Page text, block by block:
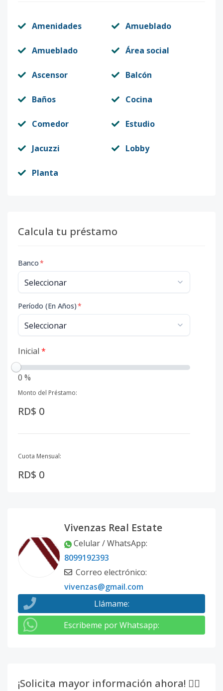
Amenidades Amueblado
Amueblado Área social
Ascensor Balcón
Baños Cocina
Comedor Estudio
Jacuzzi Lobby
Planta
Calcula tu préstamo
Banco*
Período (En Años)*
Inicial *
0 %
Monto del Préstamo:
RD$ 0
Cuota Mensual:
RD$ 0
Vivenzas Real Estate
Celular / WhatsApp:
8099192393
Correo electrónico:
vivenzas@gmail.com
Llámame:
Escribeme por Whatsapp:
¡Solicita mayor información ahora! 👇🏽